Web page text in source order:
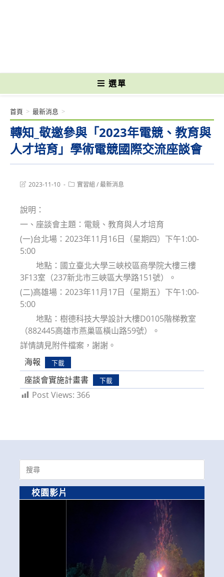
選單
轉知_敬邀參與「2023年電競、教育與
人才培育」學術電競國際交流座談會
首頁 > 最新消息 >
Post2023-11-10
Post實習組 /最新消息
說明：
一、座談會主題：電競、教育與人才培育
(一)台北場：2023年11月16日（星期四）下午1:00-
5:00
地點：國立臺北大學三峽校區商學院大樓三樓
3F13室（237新北市三峽區大學路151號）。
(二)高雄場：2023年11月17日（星期五）下午1:00-
5:00
地點：樹德科技大學設計大樓D0105階梯教室
（882445高雄市燕巢區橫山路59號）。
詳情請見附件檔案，謝謝。
海報
下載
座談會實施計畫書 下載
Post Views: 366
Search
for:
校園影片